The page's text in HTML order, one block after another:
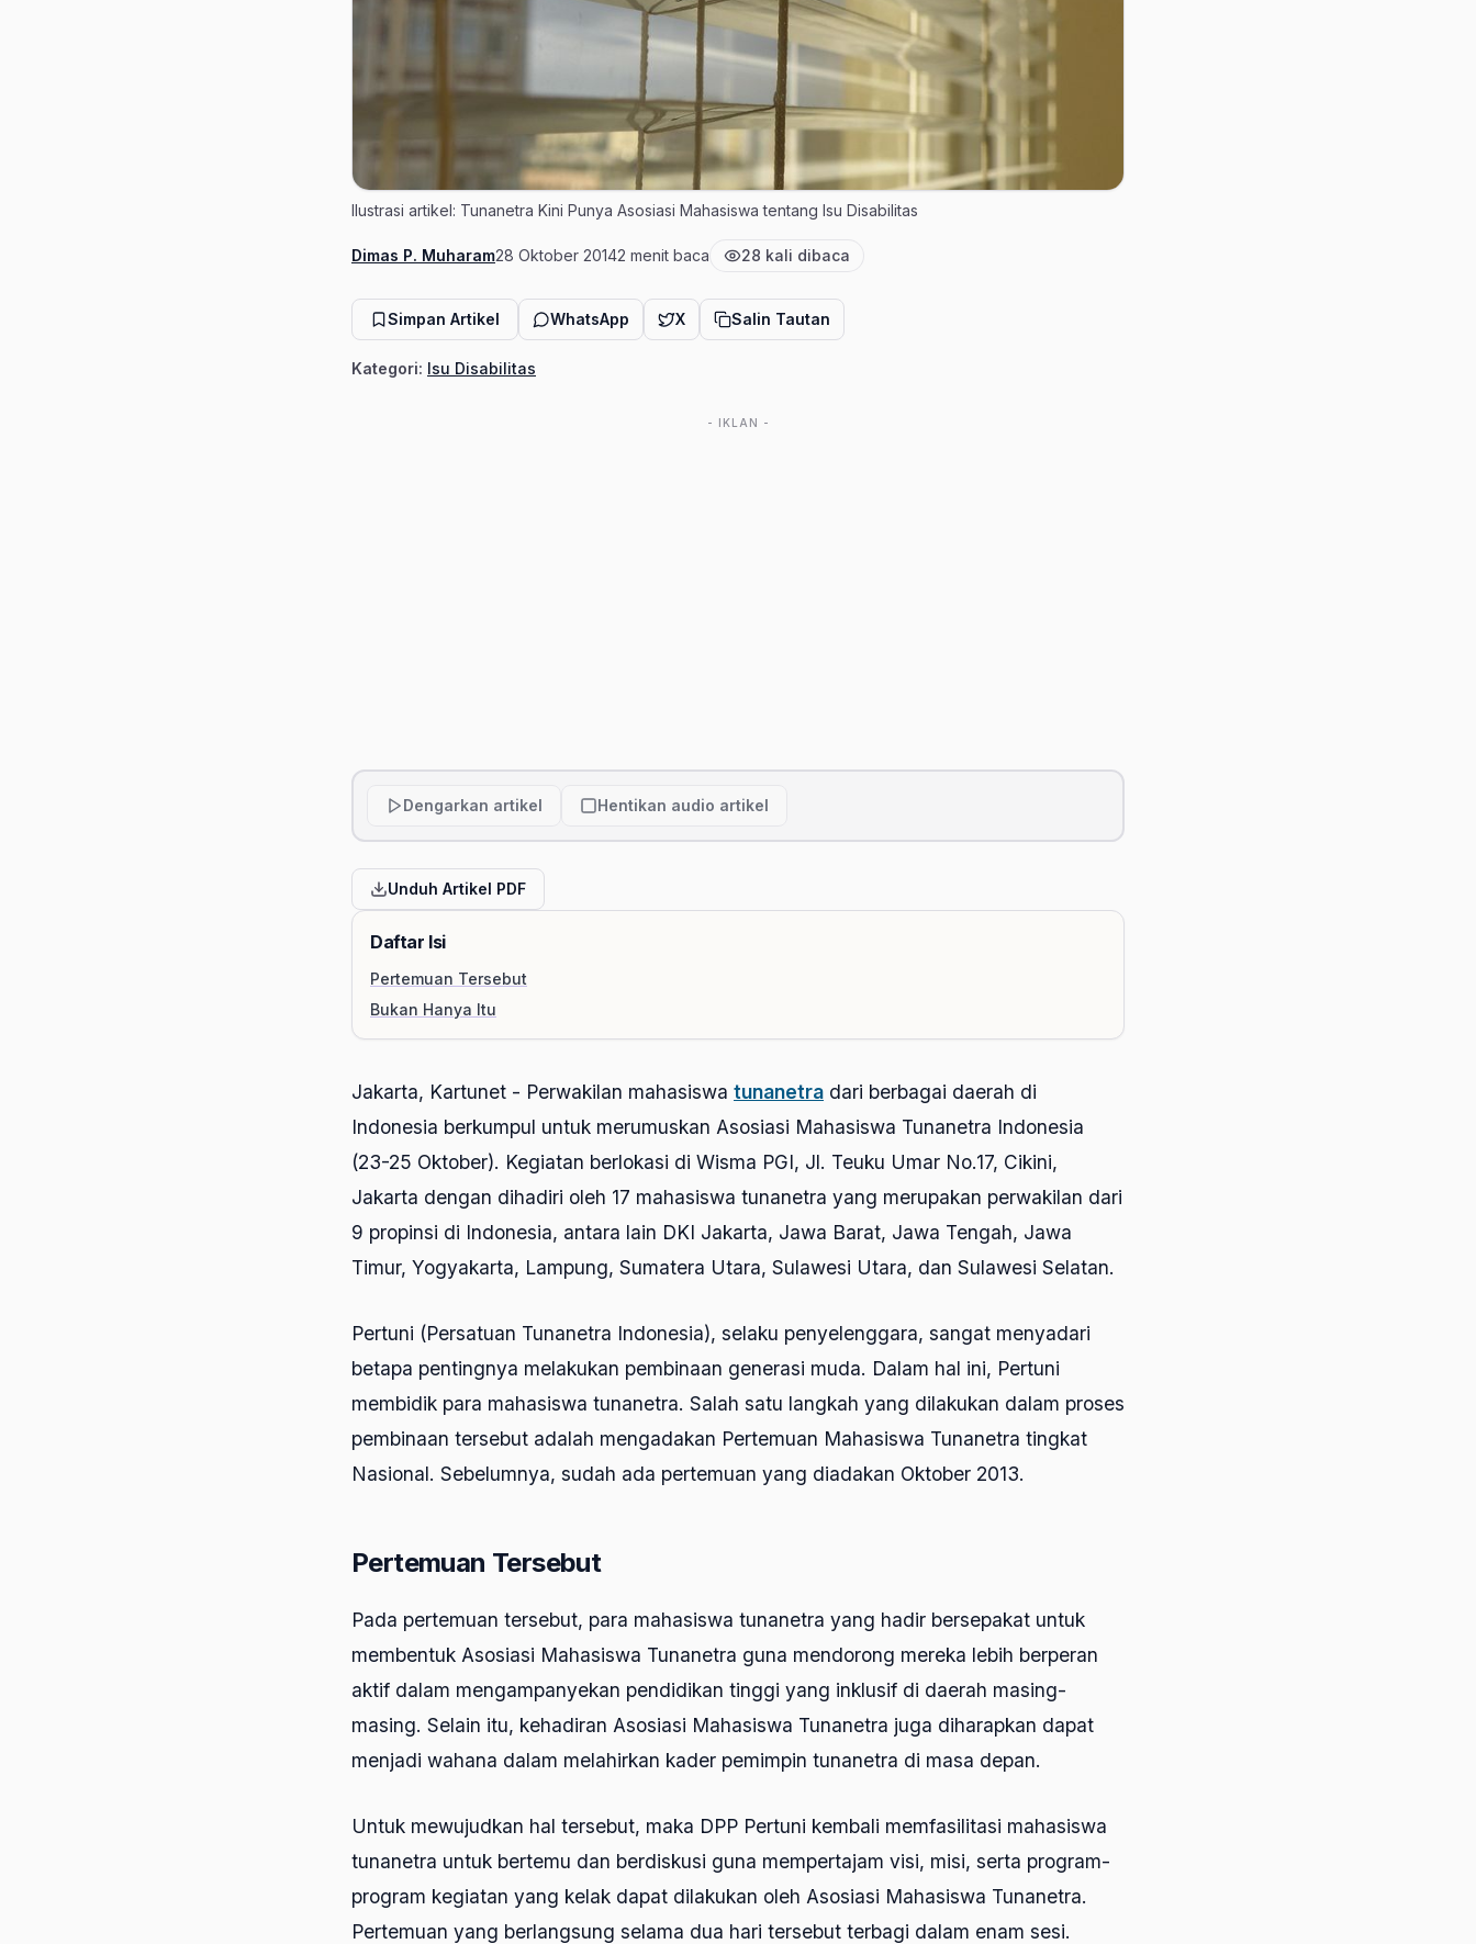
Ilustrasi artikel: Tunanetra Kini Punya Asosiasi Mahasiswa tentang Isu Disabilitas
Penulis
Dimas P. MuharamTanggal terbit
28 Oktober 2014Estimasi waktu baca
2 menit baca Jumlah pembaca
28 kali dibaca
Simpan Artikel WhatsApp X Salin Tautan
Kategori: Isu Disabilitas
- IKLAN -
Dengarkan artikel Hentikan audio artikel
Unduh Artikel PDF
Daftar Isi
Pertemuan Tersebut
Bukan Hanya Itu
Jakarta, Kartunet - Perwakilan mahasiswa tunanetra dari berbagai daerah di
Indonesia berkumpul untuk merumuskan Asosiasi Mahasiswa Tunanetra Indonesia
(23-25 Oktober). Kegiatan berlokasi di Wisma PGI, Jl. Teuku Umar No.17, Cikini,
Jakarta dengan dihadiri oleh 17 mahasiswa tunanetra yang merupakan perwakilan dari
9 propinsi di Indonesia, antara lain DKI Jakarta, Jawa Barat, Jawa Tengah, Jawa
Timur, Yogyakarta, Lampung, Sumatera Utara, Sulawesi Utara, dan Sulawesi Selatan.
Pertuni (Persatuan Tunanetra Indonesia), selaku penyelenggara, sangat menyadari
betapa pentingnya melakukan pembinaan generasi muda. Dalam hal ini, Pertuni
membidik para mahasiswa tunanetra. Salah satu langkah yang dilakukan dalam proses
pembinaan tersebut adalah mengadakan Pertemuan Mahasiswa Tunanetra tingkat
Nasional. Sebelumnya, sudah ada pertemuan yang diadakan Oktober 2013.
Pertemuan Tersebut
Pada pertemuan tersebut, para mahasiswa tunanetra yang hadir bersepakat untuk
membentuk Asosiasi Mahasiswa Tunanetra guna mendorong mereka lebih berperan
aktif dalam mengampanyekan pendidikan tinggi yang inklusif di daerah masing-
masing. Selain itu, kehadiran Asosiasi Mahasiswa Tunanetra juga diharapkan dapat
menjadi wahana dalam melahirkan kader pemimpin tunanetra di masa depan.
Untuk mewujudkan hal tersebut, maka DPP Pertuni kembali memfasilitasi mahasiswa
tunanetra untuk bertemu dan berdiskusi guna mempertajam visi, misi, serta program-
program kegiatan yang kelak dapat dilakukan oleh Asosiasi Mahasiswa Tunanetra.
Pertemuan yang berlangsung selama dua hari tersebut terbagi dalam enam sesi.